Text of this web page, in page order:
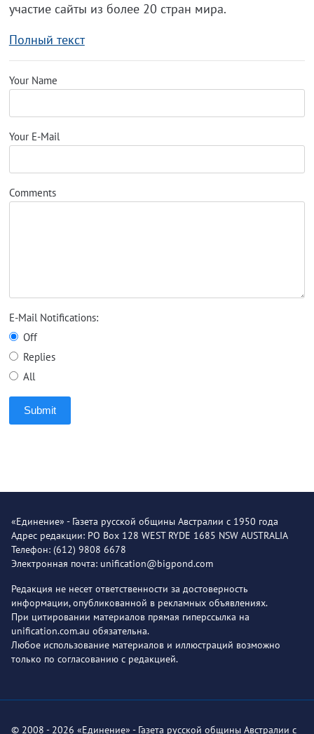
участие сайты из более 20 стран мира.
Полный текст
Your Name
Your E-Mail
Comments
E-Mail Notifications:
Off
Replies
All
Submit
«Единение» - Газета русской общины Австралии с 1950 года
Адрес редакции: PO Box 128 WEST RYDE 1685 NSW AUSTRALIA
Телефон: (612) 9808 6678
Электронная почта: unification@bigpond.com
Редакция не несет ответственности за достоверность
информации, опубликованной в рекламных объявлениях.
При цитировании материалов прямая гиперссылка на
unification.com.au обязательна.
Любое использование материалов и иллюстраций возможно
только по согласованию с редакцией.
© 2008 - 2026 «Единение» - Газета русской общины Австралии с